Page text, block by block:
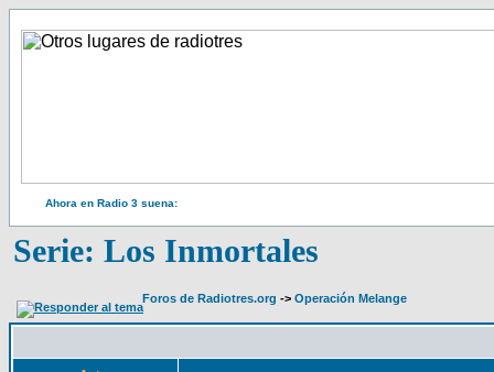
Ahora en Radio 3 suena:
Serie: Los Inmortales
Foros de Radiotres.org -> Operación Melange